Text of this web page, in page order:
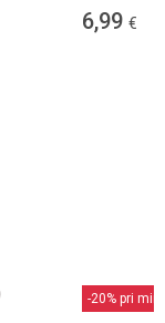
6,99 €
-20% pri